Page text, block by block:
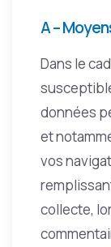
A –
Dans le
données
et
vos
collecte,